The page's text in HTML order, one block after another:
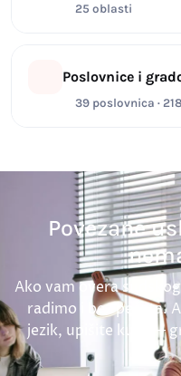
25 oblasti
Poslovnice i
39 poslovnica ·
Povezane
Ako vam overa
radimo i bez pečata.
jezik, upišite kurs —